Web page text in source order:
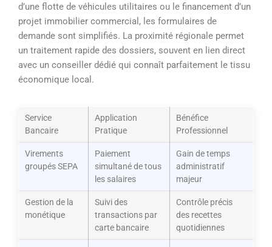
d’une flotte de véhicules utilitaires ou le financement d’un
projet immobilier commercial, les formulaires de
demande sont simplifiés. La proximité régionale permet
un traitement rapide des dossiers, souvent en lien direct
avec un conseiller dédié qui connaît parfaitement le tissu
économique local.
Service
Bancaire
Application
Pratique
Bénéfice
Professionnel
Virements
groupés SEPA
Paiement
simultané de tous
les salaires
Gain de temps
administratif
majeur
Gestion de la
monétique
Suivi des
transactions par
carte bancaire
Contrôle précis
des recettes
quotidiennes